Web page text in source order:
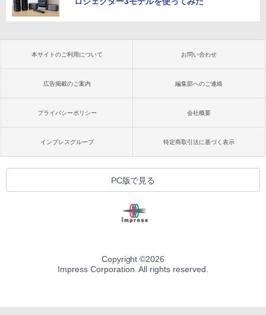
本サイトのご利用について お問い合わせ
広告掲載のご案内 編集部へのご連絡
プライバシーポリシー 会社概要
インプレスグループ 特定商取引法に基づく表示
PC版で見る
Copyright ©2026
Impress Corporation. All rights reserved.